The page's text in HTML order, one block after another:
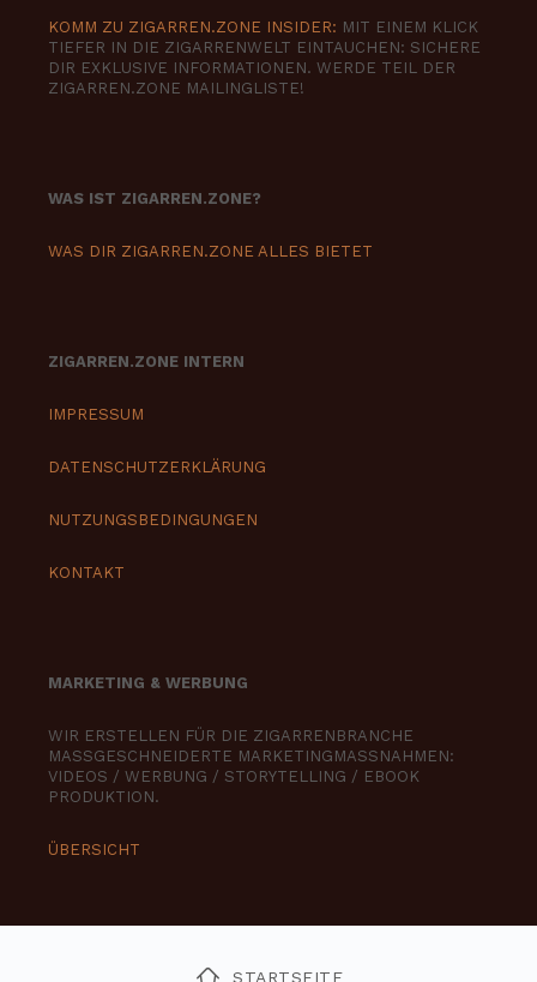
KOMM ZU ZIGARREN.ZONE INSIDER: MIT EINEM KLICK
TIEFER IN DIE ZIGARRENWELT EINTAUCHEN: SICHERE
DIR EXKLUSIVE INFORMATIONEN. WERDE TEIL DER
ZIGARREN.ZONE MAILINGLISTE!
WAS IST ZIGARREN.ZONE?
WAS DIR ZIGARREN.ZONE ALLES BIETET
ZIGARREN.ZONE INTERN
IMPRESSUM
DATENSCHUTZERKLÄRUNG
NUTZUNGSBEDINGUNGEN
KONTAKT
MARKETING & WERBUNG
WIR ERSTELLEN FÜR DIE ZIGARRENBRANCHE
MASSGESCHNEIDERTE MARKETINGMASSNAHMEN:
VIDEOS / WERBUNG / STORYTELLING / EBOOK
PRODUKTION.
ÜBERSICHT
STARTSEITE